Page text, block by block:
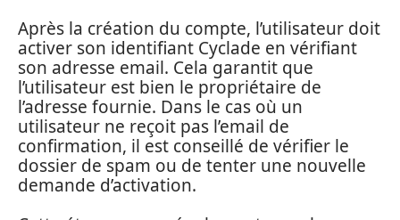
Après la création du compte, l’utilisateur doit
activer son identifiant Cyclade en vérifiant
son adresse email. Cela garantit que
l’utilisateur est bien le propriétaire de
l’adresse fournie. Dans le cas où un
utilisateur ne reçoit pas l’email de
confirmation, il est conseillé de vérifier le
dossier de spam ou de tenter une nouvelle
demande d’activation.